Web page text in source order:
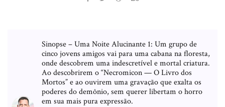
Sinopse – Uma Noite Alucinante 1: Um grupo de
cinco jovens amigos vai para uma cabana na floresta,
onde descobrem uma indescretível e mortal criatura.
Ao descobrirem o “Necromicon — O Livro dos
Mortos” e ao ouvirem uma gravação que exalta os
poderes do demônio, sem querer libertam o horro
em sua mais pura expressão.